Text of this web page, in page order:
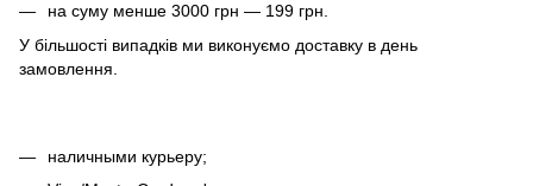
на суму менше 3000 грн — 199 грн.
У більшості випадків ми виконуємо доставку в день
замовлення.
наличными курьеру;